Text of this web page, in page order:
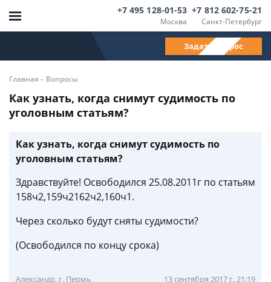
Москва
+7 495 128-01-53
Санкт-Петербург
+7 812 602-75-21
Задать вопрос
Главная - Вопросы
Как узнать, когда снимут судимость по
уголовным статьям?
Как узнать, когда снимут судимость по
уголовным статьям?
Здравствуйте! Освободился 25.08.2011г по статьям
158ч2,159ч2162ч2,160ч1.
Через сколько будут сняты судимости?
(Освободился по концу срока)
Александр, г. Пермь 13 сентября 2017 г. 21:19